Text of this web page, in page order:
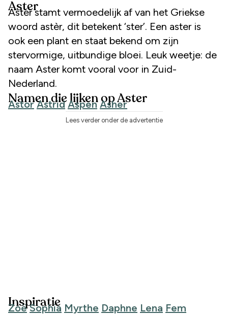
Aster
Aster stamt vermoedelijk af van het Griekse
woord astèr, dit betekent ‘ster’. Een aster is
ook een plant en staat bekend om zijn
stervormige, uitbundige bloei. Leuk weetje: de
naam Aster komt vooral voor in Zuid-
Nederland.
Namen die lijken op Aster
Astor Astrid Aspen Asher
Lees verder onder de advertentie
Inspiratie
Zoë Sophia Myrthe Daphne Lena Fem